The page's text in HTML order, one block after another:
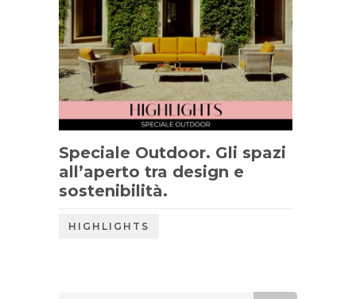
Speciale Outdoor. Gli spazi
all’aperto tra design e
sostenibilità.
HIGHLIGHTS